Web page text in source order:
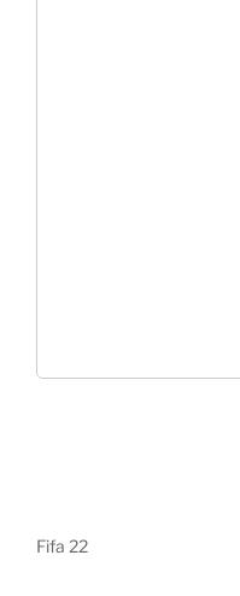
Fifa 22